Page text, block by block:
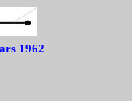
1962